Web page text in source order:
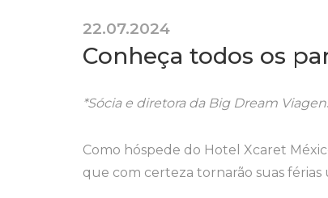
22.07.2024
Conheça todos os
*Sócia e diretora da Big Dream
Como hóspede do Hotel Xcaret
que com certeza tornarão suas